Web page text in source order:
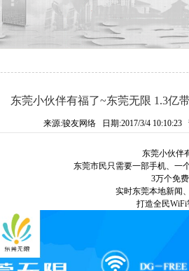
东莞小伙伴有福了~东莞无限 1.3亿
来源:骏友网络 日期:2017/3/4
东莞小伙伴
东莞市民只需要一部手机、一
3万个免费
实时东莞本地新闻
打造全民WiFi